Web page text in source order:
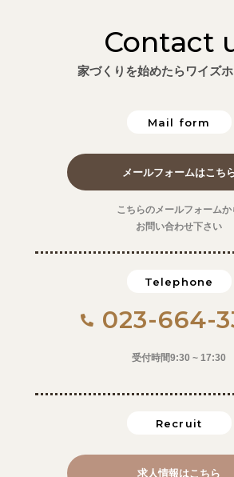
Contact
家づくりを始めたらワイズホ
Mail form
メールフォームはこち
こちらのメールフォームか
お問い合わせ下さい
Telephone
023-664-
受付時間9:30 ~ 17:30
Recruit
求人情報はこちら